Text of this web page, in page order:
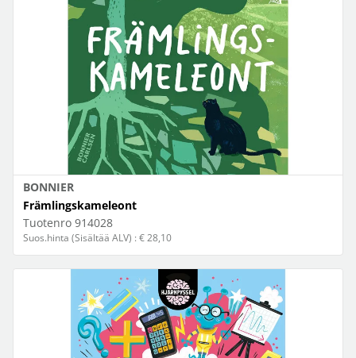
BONNIER
Främlingskameleont
Tuotenro 914028
Suos.hinta (Sisältää ALV) : € 28,10